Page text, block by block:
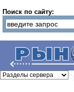
Поиск по сайту: